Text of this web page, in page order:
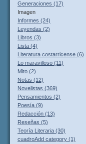
Generaciones (17)
Imagen
Informes (24)
Leyendas (2)
Libros (3)
Lista (4)
Literatura costarricense (6)
Lo maravilloso (11)
Mito (2)
Notas (12)
Novelistas (369)
Pensamientos (2)
Poesía (9)
Redacción (13)
Reseñas (5)
Teoría Literaria (30)
cuadroAdd category (1)